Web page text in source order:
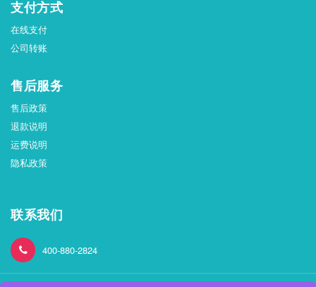
支付方式
在线支付
公司转账
售后服务
售后政策
退款说明
运费说明
隐私政策
联系我们
400-880-2824